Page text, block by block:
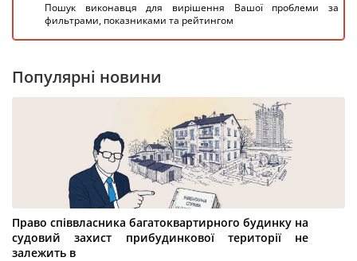
Пошук виконавця для вирішення Вашої проблеми за
фильтрами, показниками та рейтингом
Популярні новини
Право співвласника багатоквартирного будинку на
судовий захист прибудинкової території не
залежить в